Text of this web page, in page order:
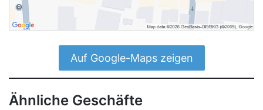
Auf Google-Maps zeigen
Ähnliche Geschäfte